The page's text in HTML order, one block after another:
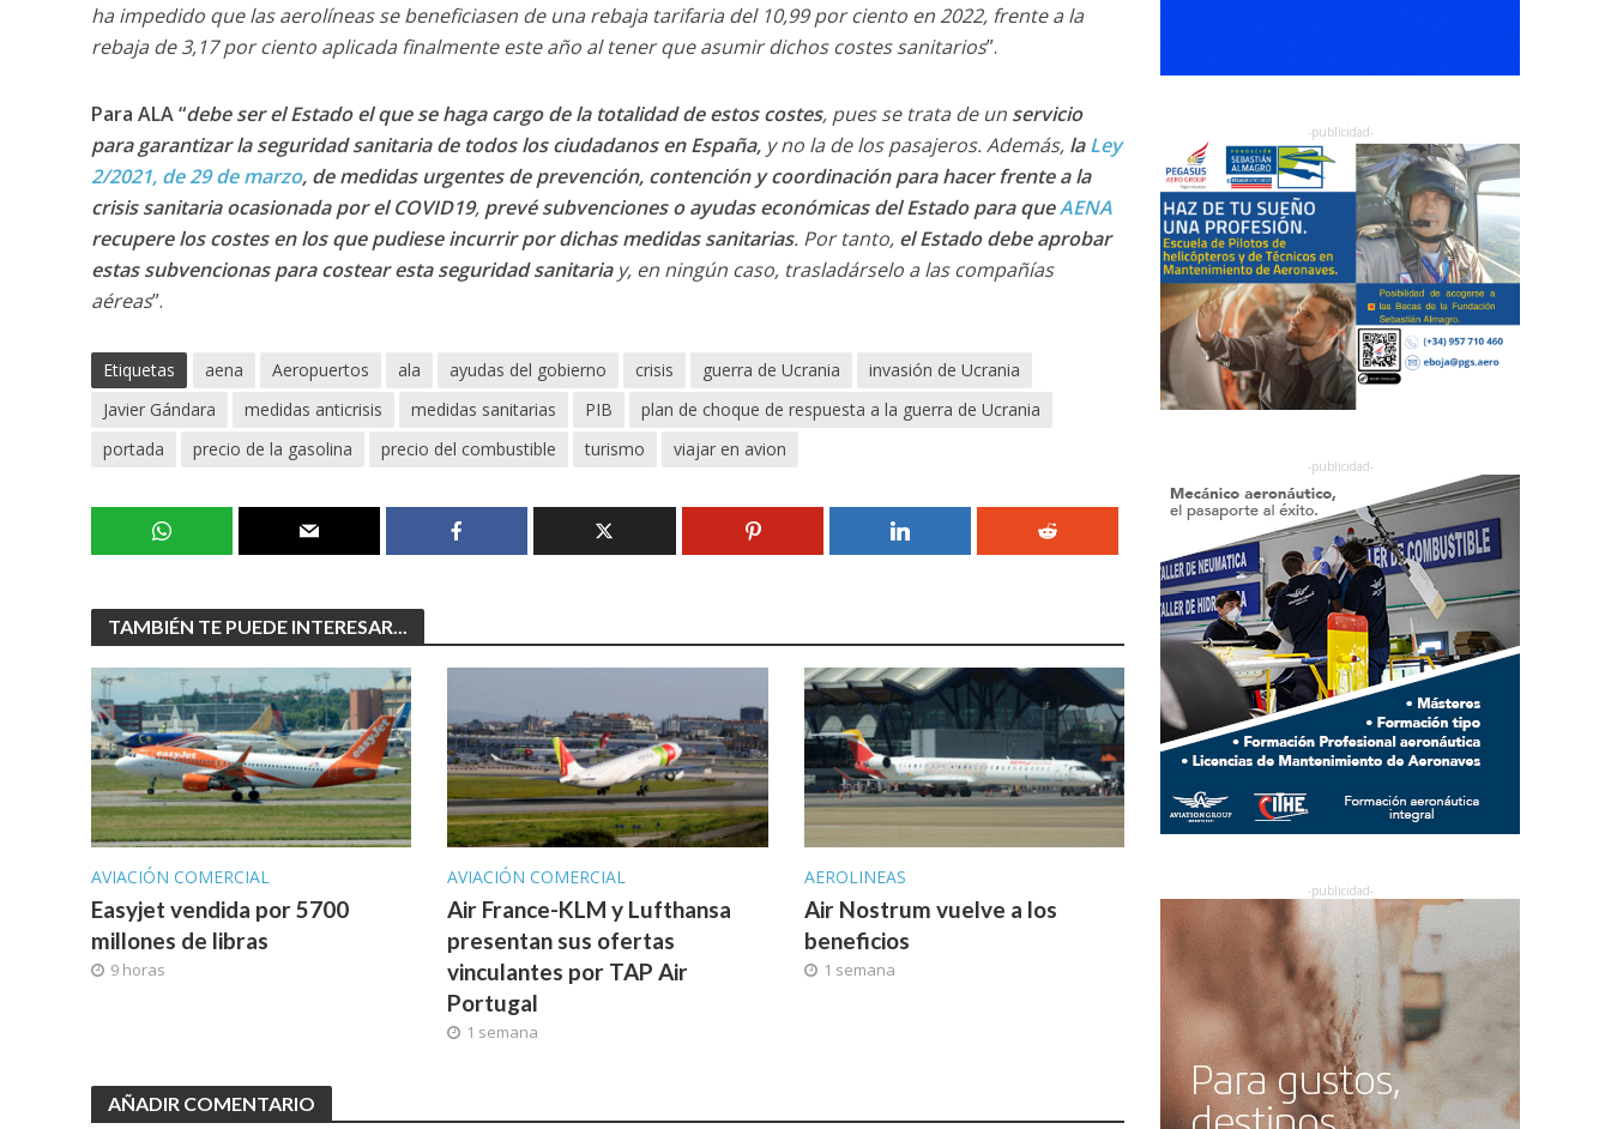
ha impedido que las aerolíneas se beneficiasen de una rebaja tarifaria del 10,99 por ciento en 2022, frente a la
rebaja de 3,17 por ciento aplicada finalmente este año al tener que asumir dichos costes sanitarios”.
Para ALA “debe ser el Estado el que se haga cargo de la totalidad de estos costes, pues se trata de un servicio
para garantizar la seguridad sanitaria de todos los ciudadanos en España,y no la de los pasajeros. Además,laLey
2/2021, de 29 de marzo, de medidas urgentes de prevención, contención y coordinación para hacer frente a la
crisis sanitaria ocasionada por el COVID19, prevé subvenciones o ayudas económicas del Estado para queAENA
recupere los costes en los que pudiese incurrir por dichas medidas sanitarias. Por tanto,el Estado debe aprobar
estas subvencionas para costear esta seguridad sanitariay, en ningún caso, trasladárselo a las compañías
aéreas”.
Etiquetas aena Aeropuertos ala ayudas del gobierno crisis guerra de Ucrania
invasión de Ucrania
Javier Gándara
medidas anticrisis medidas sanitarias PIB
plan de choque de respuesta a la guerra de Ucrania
portada
precio de la gasolina precio del combustible turismo viajar en avion
TAMBIÉN TE PUEDE INTERESAR...
AVIACIÓN COMERCIAL
Easyjet vendida por 5700
millones de libras
9 horas
AVIACIÓN COMERCIAL
Air France-KLM y Lufthansa
presentan sus ofertas
vinculantes por TAP Air
Portugal
1 semana
AEROLINEAS
Air Nostrum vuelve a los
beneficios
1 semana
AÑADIR COMENTARIO